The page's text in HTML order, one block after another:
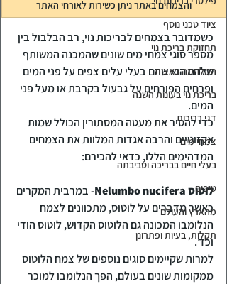
ציוד טכני נוסף
תחזוקת בריכת נוי
המלחמה באצות
בריכת נוי בעונות השנה
דגי בריכות
צמחי מים
בעלי חיים בבריכה וסביבתה
טיפים
מהארץ והעולם
תקלות, בעיות ופתרונן
והצמחים באתר ניתן כשירות לאורחי האתר
כשמדובר בצמחים לבריכות נוי, רב הבלבול בין
מספר סוגי צמחי מים שונים שהמכנה המשותף
שלהם הוא שהם בעלי עלים צפים על פני המים
ופרחים הפורחים על גבעול בקרבת או מעל פני
המים.
כדי להסיר את מעטה המסתורין הכולל שמות
אקזוטיים והרבה אגדות המלוות את הצמחים
המדהימים הללו, כדאי להכירם:
לוטוסNelumbo nucifera- במרבית המקרים
כאשר מדברים על לוטוס, מתכוונים לצמח
הנלומבו המכונה גם הלוטוס הקדוש, לוטוס הודי
וכד'.
למרות שקיימים סוגים נוספים של צמח הלוטוס
ממקומות שונים בעולם, הפך הנלומבו למוכר